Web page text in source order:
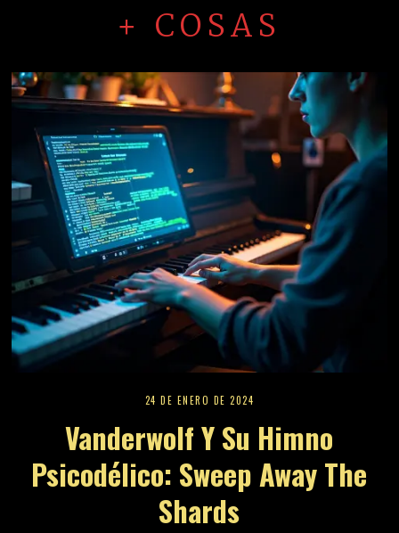
+ COSAS
24 DE ENERO DE 2024
Vanderwolf Y Su Himno
Psicodélico: Sweep Away The
Shards